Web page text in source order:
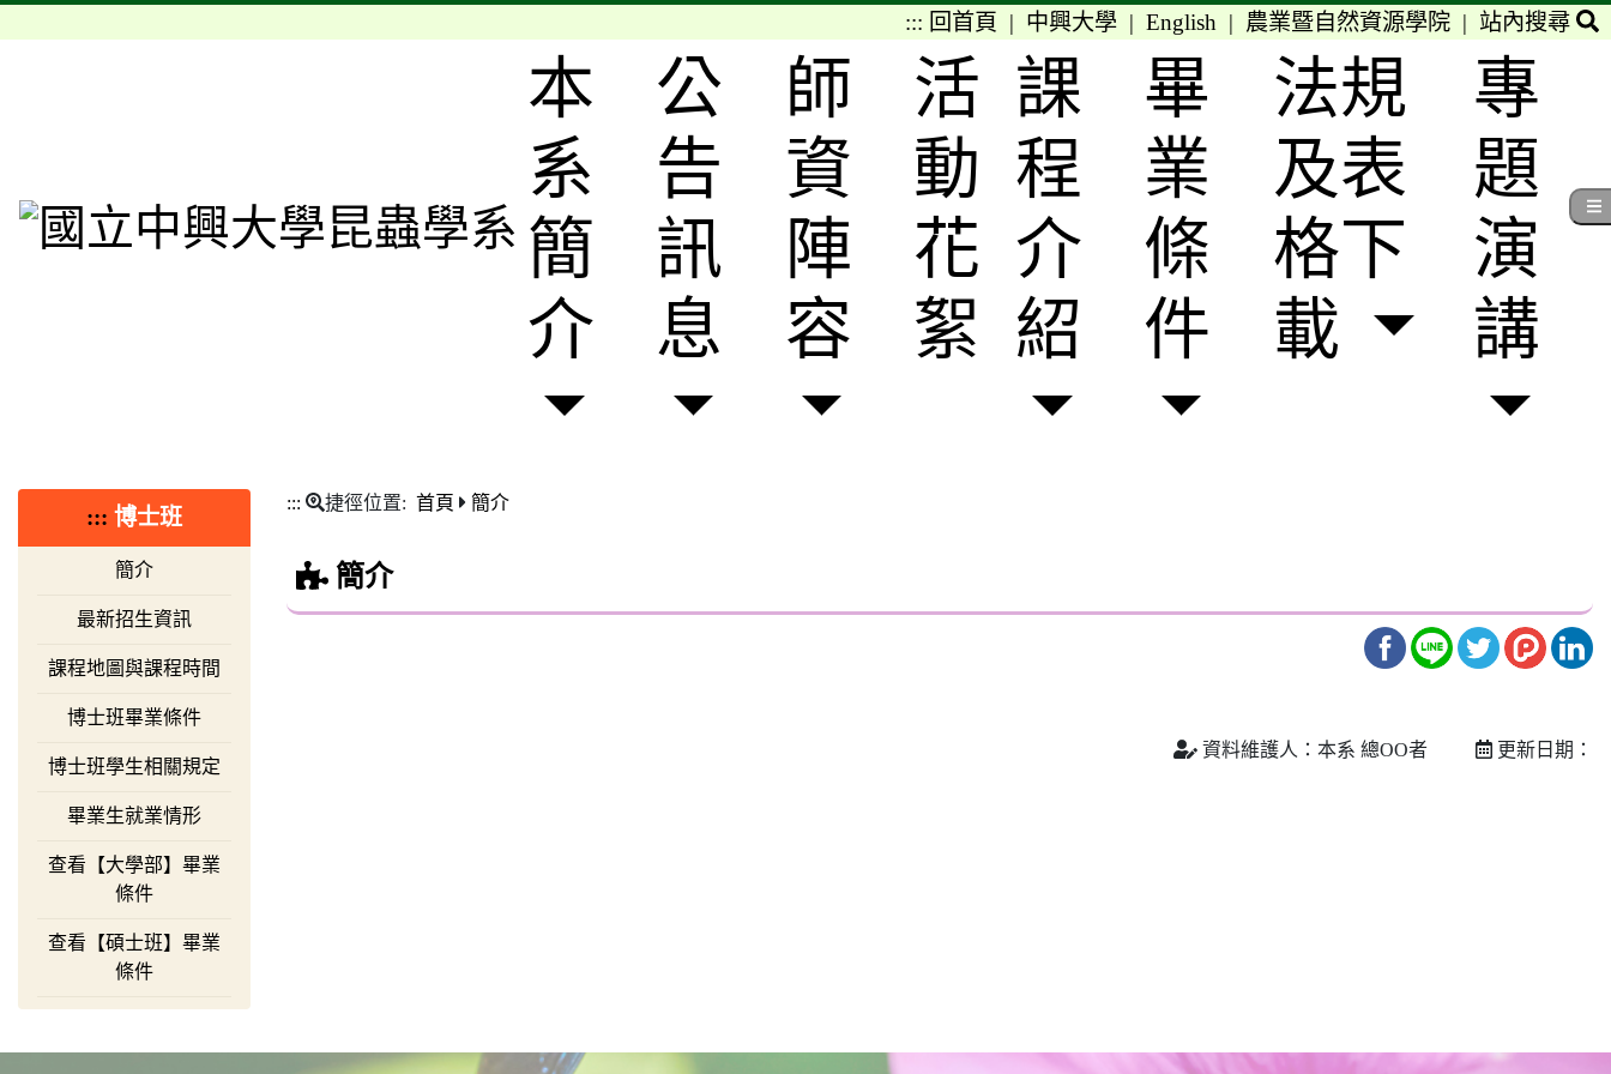
::: 回首頁 | 中興大學| English | 農業暨自然資源學院| 站內搜尋
本
系
簡
介
公
告
訊
息
師
資
陣
容
活
動
花
絮
課
程
介
紹
畢
業
條
件
法規
及表
格下
載
專
題
演
講
::: 博士班
簡介
最新招生資訊
課程地圖與課程時間
博士班畢業條件
博士班學生相關規定
畢業生就業情形
查看【大學部】畢業
條件
查看【碩士班】畢業
條件
::: 捷徑位置: 首頁 簡介
簡介
資料維護人：本系 總OO者 更新日期：